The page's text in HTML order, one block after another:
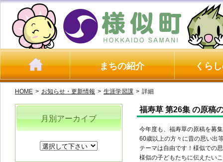
まちの紹介 くら
HOME > お知らせ・更新情報 > 生涯学習課 > 詳細
福寿草 第26集 の原稿
今年度も、福寿草の原稿を募
60歳以上の方々に昔の思い出
テーマは自由です！様似での
様似の子どもたちに伝えたい
月別アーカイブ